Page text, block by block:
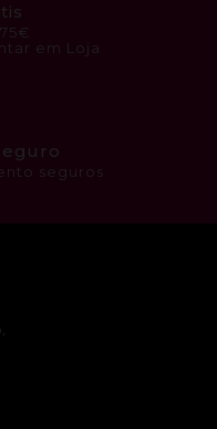
em Loja
seguros